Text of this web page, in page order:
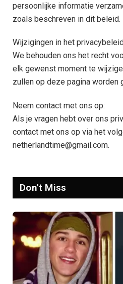
persoonlijke informatie
zoals beschreven in dit beleid.
Wijzigingen in het
We behouden ons het recht
elk gewenst moment te
zullen op deze pagina worden
Neem contact met ons op:
Als je vragen hebt over ons
contact met ons op via het
netherlandtime@gmail.com.
Don't Miss